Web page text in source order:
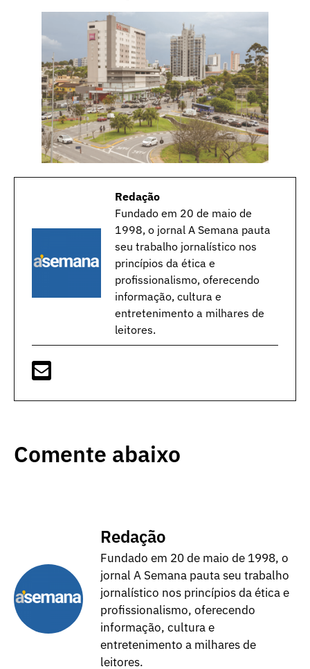
Redação
Fundado em 20 de maio de
1998, o jornal A Semana pauta
seu trabalho jornalístico nos
princípios da ética e
profissionalismo, oferecendo
informação, cultura e
entretenimento a milhares de
leitores.
Comente abaixo
Redação
Fundado em 20 de maio de 1998, o
jornal A Semana pauta seu trabalho
jornalístico nos princípios da ética e
profissionalismo, oferecendo
informação, cultura e
entretenimento a milhares de
leitores.